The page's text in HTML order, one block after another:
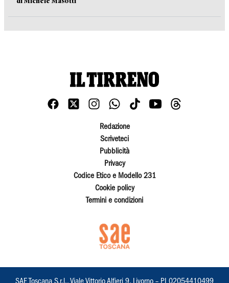
Redazione
Scriveteci
Pubblicità
Privacy
Codice Etico e Modello 231
Cookie policy
Termini e condizioni
SAE Toscana S.r.l., Viale Vittorio Alfieri 9, Livorno – PI 02054410499